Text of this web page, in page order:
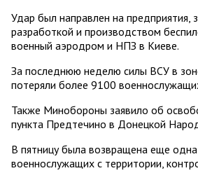
Удар был направлен на предприятия,
разработкой и производством
военный аэродром и НПЗ в Киеве.
За последнюю неделю силы ВСУ в
потеряли более 9100
Также Минобороны заявило об
пункта Предтечино в Донецкой
В пятницу была возвращена еще одна
военнослужащих с территории,